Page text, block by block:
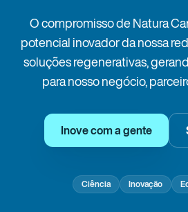
O compromisso de Natura
potencial inovador da nossa
soluções regenerativas,
para nosso negócio,
Inove com a gente
Ciência Inovação